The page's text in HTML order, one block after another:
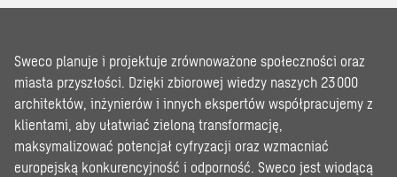
Sweco planuje i projektuje zrównoważone społeczności oraz
miasta przyszłości. Dzięki zbiorowej wiedzy naszych 23 000
architektów, inżynierów i innych ekspertów współpracujemy z
klientami, aby ułatwiać zieloną transformację,
maksymalizować potencjał cyfryzacji oraz wzmacniać
europejską konkurencyjność i odporność. Sweco jest wiodącą